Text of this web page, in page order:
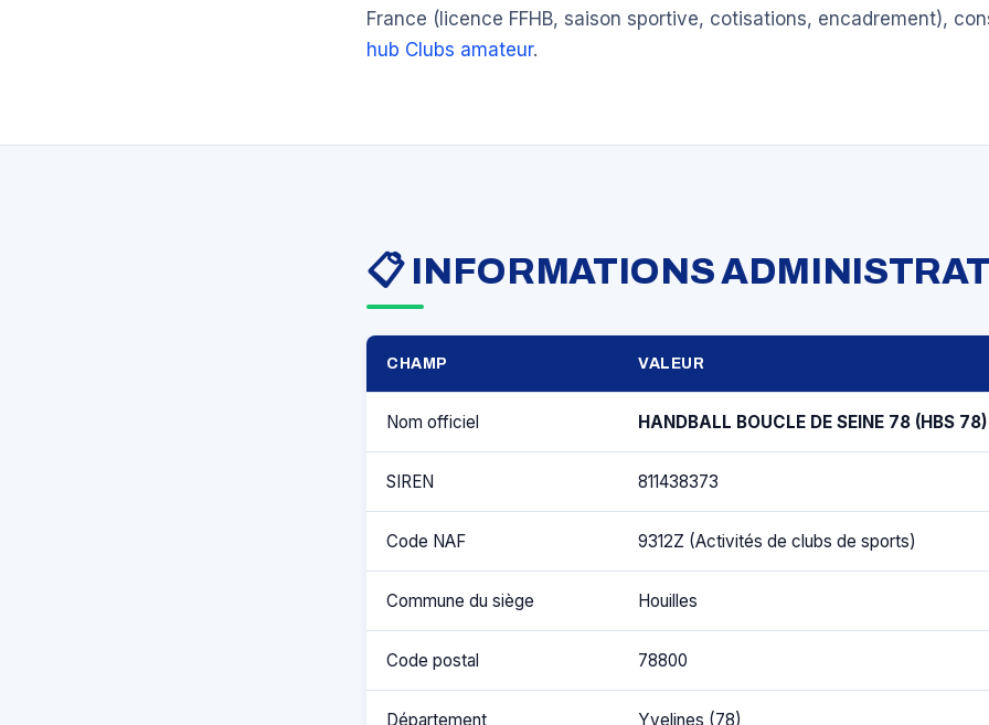
France (licence FFHB, saison sportive, cotisations, encadrement),
hub Clubs amateur.
📋 INFORMATIONS
CHAMP VALEUR
Nom officiel HANDBALL BOUCLE DE SEINE 78 (HBS 78)
SIREN 811438373
Code NAF 9312Z (Activités de clubs de sports)
Commune du siège Houilles
Code postal 78800
Département Yvelines (78)